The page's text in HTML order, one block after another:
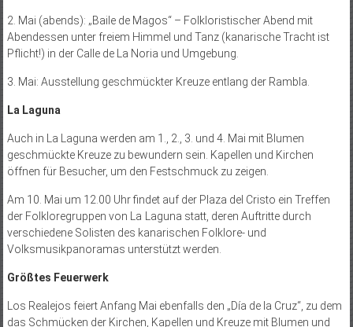
2. Mai (abends): „Baile de Magos“ – Folkloristischer Abend mit
Abendessen unter freiem Himmel und Tanz (kanarische Tracht ist
Pflicht!) in der Calle de La Noria und Umgebung.
3. Mai: Ausstellung geschmückter Kreuze entlang der Rambla.
La Laguna
Auch in La Laguna werden am 1., 2., 3. und 4. Mai mit Blumen
geschmückte Kreuze zu bewundern sein. Kapellen und Kirchen
öffnen für Besucher, um den Festschmuck zu zeigen.
Am 10. Mai um 12.00 Uhr findet auf der Plaza del Cristo ein Treffen
der Folkloregruppen von La Laguna statt, deren Auftritte durch
verschiedene Solisten des kanarischen Folklore- und
Volksmusikpanoramas unterstützt werden.
Größtes Feuerwerk
Los Realejos feiert Anfang Mai ebenfalls den „Día de la Cruz“, zu dem
das Schmücken der Kirchen, Kapellen und Kreuze mit Blumen und